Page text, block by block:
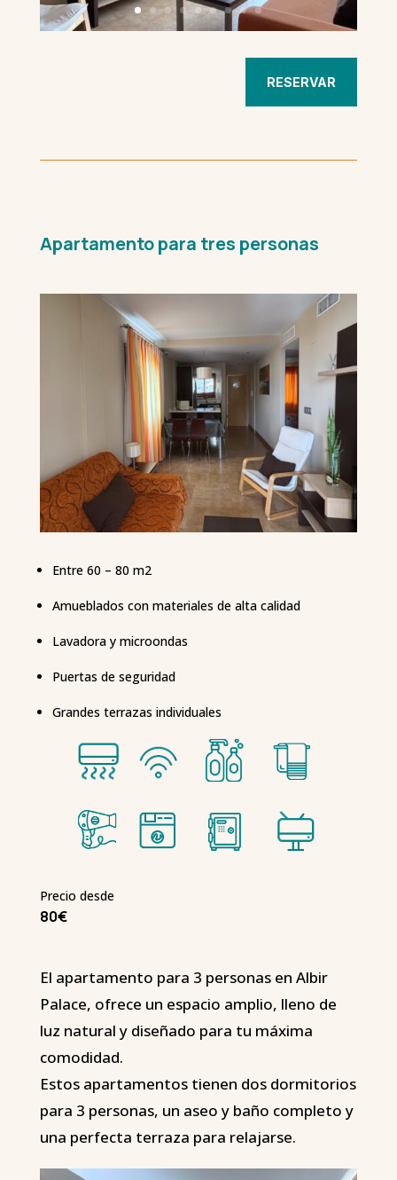
RESERVAR
Apartamento para tres personas
Entre 60 – 80 m2
Amueblados con materiales de alta calidad
Lavadora y microondas
Puertas de seguridad
Grandes terrazas individuales
Precio desde
80€
El apartamento para 3 personas en Albir
Palace, ofrece un espacio amplio, lleno de
luz natural y diseñado para tu máxima
comodidad.
Estos apartamentos tienen dos dormitorios
para 3 personas, un aseo y baño completo y
una perfecta terraza para relajarse.